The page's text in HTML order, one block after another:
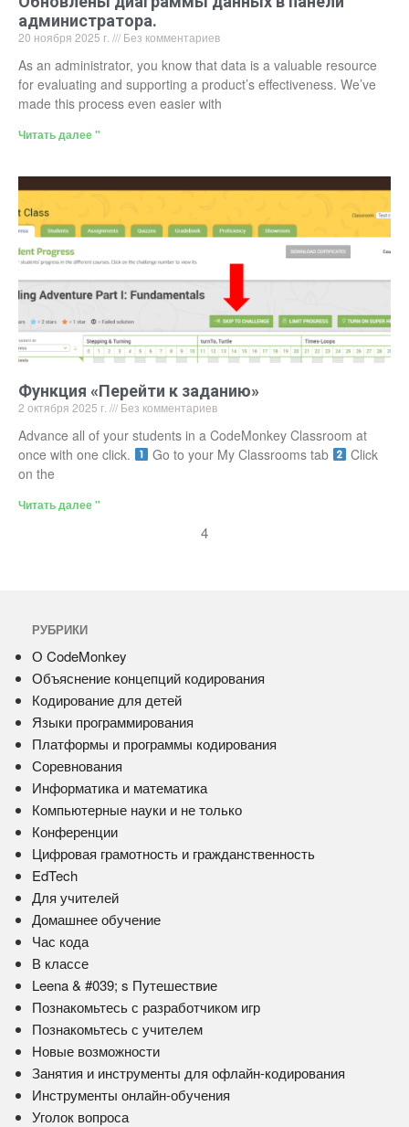
администратора.
20 ноября 2025 г. Без комментариев
As an administrator, you know that data is a valuable resource
for evaluating and supporting a product’s effectiveness. We’ve
made this process even easier with
Читать далее "
Функция «Перейти к заданию»
2 октября 2025 г. Без комментариев
Advance all of your students in a CodeMonkey Classroom at
once with one click.
Go to your My Classrooms tab
Click
on the
Читать далее "
4
РУБРИКИ
О CodeMonkey
Объяснение концепций кодирования
Кодирование для детей
Языки программирования
Платформы и программы кодирования
Соревнования
Информатика и математика
Компьютерные науки и не только
Конференции
Цифровая грамотность и гражданственность
EdTech
Для учителей
Домашнее обучение
Час кода
В классе
Leena & #039; s Путешествие
Познакомьтесь с разработчиком игр
Познакомьтесь с учителем
Новые возможности
Занятия и инструменты для офлайн-кодирования
Инструменты онлайн-обучения
Уголок вопроса